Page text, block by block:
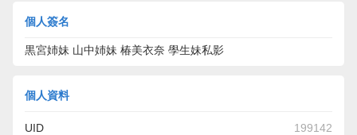
個人簽名
黒宮姉妹 山中姉妹 椿美衣奈 學生妹私影
個人資料
UID 199142